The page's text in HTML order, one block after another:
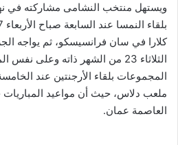
كلارا في سان فرانسيسكو، ثم يواجه
الثلاثاء 23 من الشهر ذاته وعلى
ملعب دلاس، حيث أن مواعيد
العاصمة عمان.